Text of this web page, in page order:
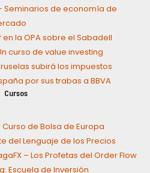
Seminarios de economía de
la OPA sobre el Sabadell
curso de value investing
subirá los impuestos
por sus trabas a BBVA
Cursos
Curso de Bolsa de Europa
del Lenguaje de los Precios
– Los Profetas del Order Flow
Escuela de Inversión